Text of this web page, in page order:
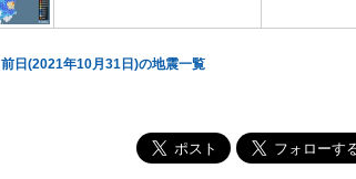
前日(2021年10月31日)の地震一覧